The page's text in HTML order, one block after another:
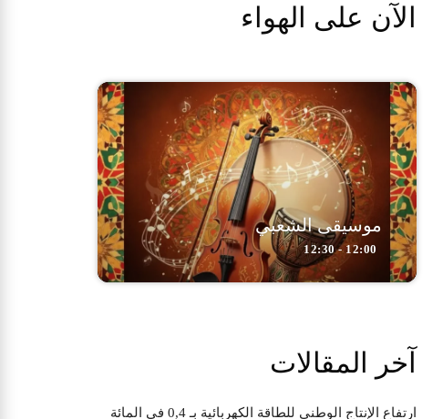
الآن على الهواء
موسيقى الشعبي
12:00 - 12:30
آخر المقالات
ارتفاع الإنتاج الوطني للطاقة الكهربائية بـ 0,4 في المائة